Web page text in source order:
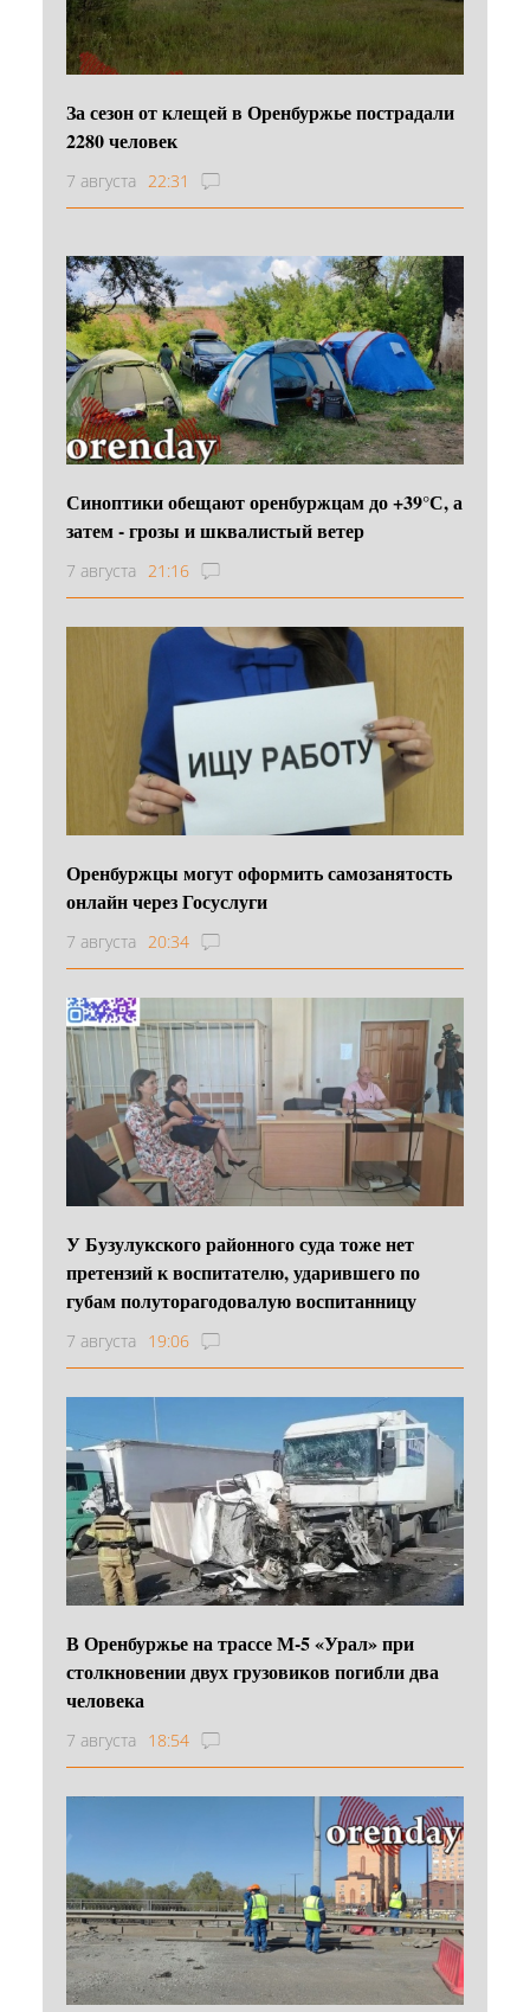
За сезон от клещей в Оренбуржье пострадали
2280 человек
7 августа 22:31
Синоптики обещают оренбуржцам до +39°С, а
затем - грозы и шквалистый ветер
7 августа 21:16
Оренбуржцы могут оформить самозанятость
онлайн через Госуслуги
7 августа 20:34
У Бузулукского районного суда тоже нет
претензий к воспитателю, ударившего по
губам полуторагодовалую воспитанницу
7 августа 19:06
В Оренбуржье на трассе М-5 «Урал» при
столкновении двух грузовиков погибли два
человека
7 августа 18:54